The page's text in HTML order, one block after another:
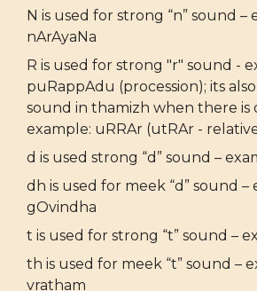
N is used for strong “n” sound –
nArAyaNa
R is used for strong "r" sound -
puRappAdu (procession); its
sound in thamizh when there is
example: uRRAr (utRAr -
d is used strong “d” sound –
dh is used for meek “d” sound –
gOvindha
t is used for strong “t” sound –
th is used for meek “t” sound –
vratham